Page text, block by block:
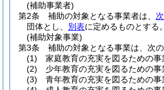
(補助事業者)
第2条
補助の対象となる事業者は、
団体とし、 別表に定めるものとする。
(補助対象事業)
第3条
補助の対象となる事業は、次の
(1)
家庭教育の充実を図るための事
(2)
少年教育の充実を図るための事
(3)
青年教育の充実を図るための事